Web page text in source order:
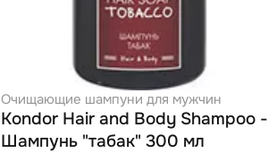
Очищающие шампуни для мужчин
Kondor Hair and Body Shampoo -
Шампунь "табак" 300 мл